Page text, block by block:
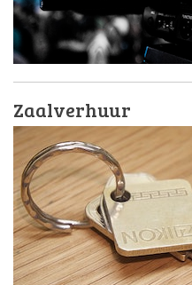
Zaalverhuur